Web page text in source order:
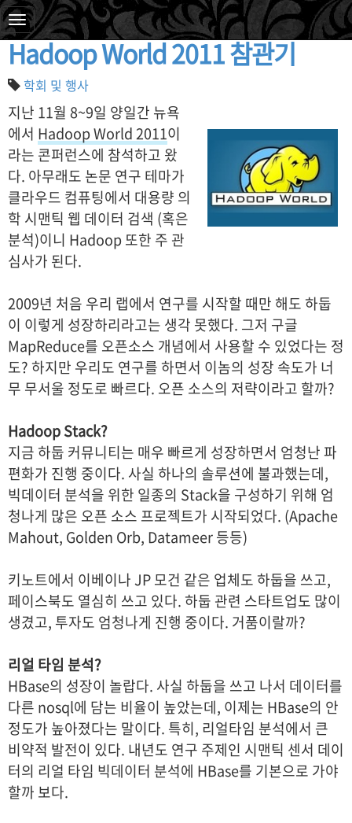
2011. 11. 9. 05:11
Hadoop World 2011 참관기
학회 및 행사
지난 11월 8~9일 양일간 뉴욕
에서 Hadoop World 2011이
라는 콘퍼런스에 참석하고 왔
다. 아무래도 논문 연구 테마가
클라우드 컴퓨팅에서 대용량 의
학 시맨틱 웹 데이터 검색 (혹은
분석)이니 Hadoop 또한 주 관
심사가 된다.
2009년 처음 우리 랩에서 연구를 시작할 때만 해도 하둡
이 이렇게 성장하리라고는 생각 못했다. 그저 구글
MapReduce를 오픈소스 개념에서 사용할 수 있었다는 정
도? 하지만 우리도 연구를 하면서 이놈의 성장 속도가 너
무 무서울 정도로 빠르다. 오픈 소스의 저략이라고 할까?
Hadoop Stack?
지금 하둡 커뮤니티는 매우 빠르게 성장하면서 엄청난 파
편화가 진행 중이다. 사실 하나의 솔루션에 불과했는데,
빅데이터 분석을 위한 일종의 Stack을 구성하기 위해 엄
청나게 많은 오픈 소스 프로젝트가 시작되었다. (Apache
Mahout, Golden Orb, Datameer 등등)
키노트에서 이베이나 JP 모건 같은 업체도 하둡을 쓰고,
페이스북도 열심히 쓰고 있다. 하둡 관련 스타트업도 많이
생겼고, 투자도 엄청나게 진행 중이다. 거품이랄까?
리얼 타임 분석?
HBase의 성장이 놀랍다. 사실 하둡을 쓰고 나서 데이터를
다른 nosql에 담는 비율이 높았는데, 이제는 HBase의 안
정도가 높아졌다는 말이다. 특히, 리얼타임 분석에서 큰
비약적 발전이 있다. 내년도 연구 주제인 시맨틱 센서 데이
터의 리얼 타임 빅데이터 분석에 HBase를 기본으로 가야
할까 보다.